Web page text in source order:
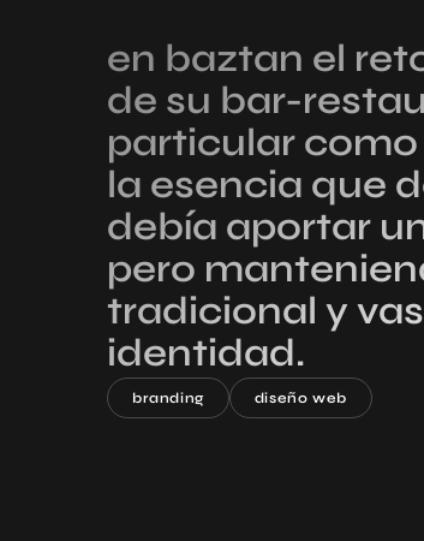
en baztan el
de su bar-
particular
la esencia que
debía aportar
pero
tradicional y
identidad.
branding diseño web